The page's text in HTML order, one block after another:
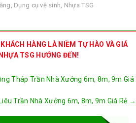
, Dụng cụ vệ sinh, Nhựa TSG
HÀNG LÀ NIỀM TỰ HÀO VÀ GIÁ
TSG HƯỚNG ĐẾN!
Tháp Trần Nhà Xưởng 6m, 8m, 9m Giá
Trần Nhà Xưởng 6m, 8m, 9m Giá Rẻ →